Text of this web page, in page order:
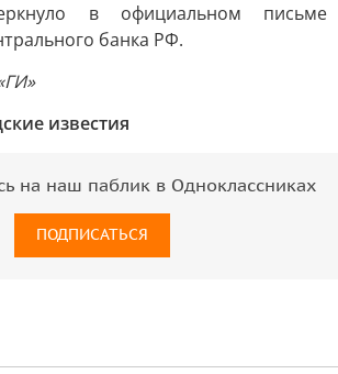
в официальном письме
банка РФ.
известия
на наш паблик в Одноклассниках
ПОДПИСАТЬСЯ